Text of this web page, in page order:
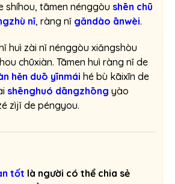
shíhou, tāmen nénggòu shēn chū
nǐ, ràng nǐ gǎndào ānwèi.
huì zài nǐ nénggòu xiǎngshòu
chūxiàn. Tāmen huì ràng nǐ de
hěn duō yīnmái hé bù kāixīn de
shēnghuó dāngzhōng yào
zìjǐ de péngyou.
tốt là người có thể chia sẻ